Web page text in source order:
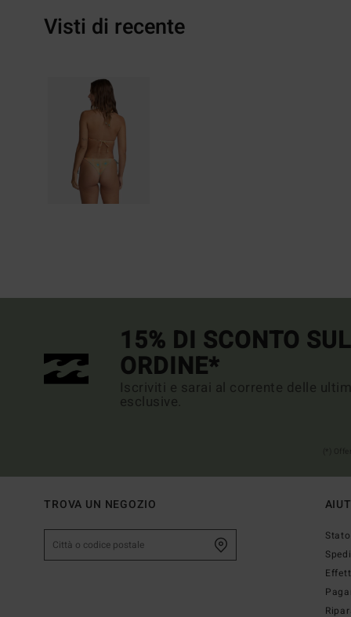
Visti di recente
15% DI SCONTO
ORDINE*
Iscriviti e sarai al corrente delle
esclusive.
TROVA UN NEGOZIO